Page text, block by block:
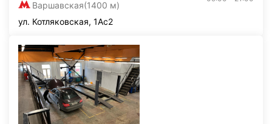
Варшавская(1400 м)
ул. Котляковская, 1Ас2